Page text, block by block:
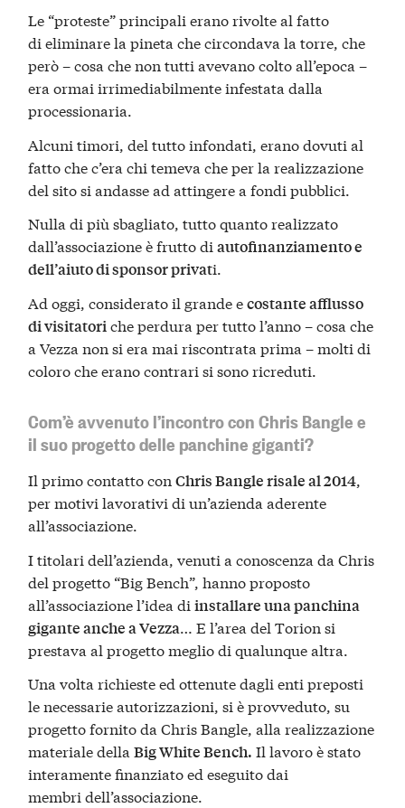
Le “proteste” principali erano rivolte al fatto
di eliminare la pineta che circondava la torre, che
però – cosa che non tutti avevano colto all’epoca –
era ormai irrimediabilmente infestata dalla
processionaria.
Alcuni timori, del tutto infondati, erano dovuti al
fatto che c’era chi temeva che per la realizzazione
del sito si andasse ad attingere a fondi pubblici.
Nulla di più sbagliato, tutto quanto realizzato
dall’associazione è frutto diautofinanziamento e
dell’aiuto di sponsor privati.
Ad oggi, considerato il grande ecostante afflusso
di visitatoriche perdura per tutto l’anno – cosa che
a Vezza non si era mai riscontrata prima – molti di
coloro che erano contrari si sono ricreduti.
Com’è avvenuto l’incontro con Chris Bangle e
il suo progetto delle panchine giganti?
Il primo contatto conChris Bangle risale al 2014,
per motivi lavorativi di un’azienda aderente
all’associazione.
I titolari dell’azienda, venuti a conoscenza da Chris
del progetto “Big Bench”, hanno proposto
all’associazione l’idea diinstallare una panchina
gigante anche a Vezza… E l’area del Torion si
prestava al progetto meglio di qualunque altra.
Una volta richieste ed ottenute dagli enti preposti
le necessarie autorizzazioni, si è provveduto, su
progetto fornito da Chris Bangle, alla realizzazione
materiale dellaBig White Bench. Il lavoro è stato
interamente finanziato ed eseguito dai
membri dell’associazione.